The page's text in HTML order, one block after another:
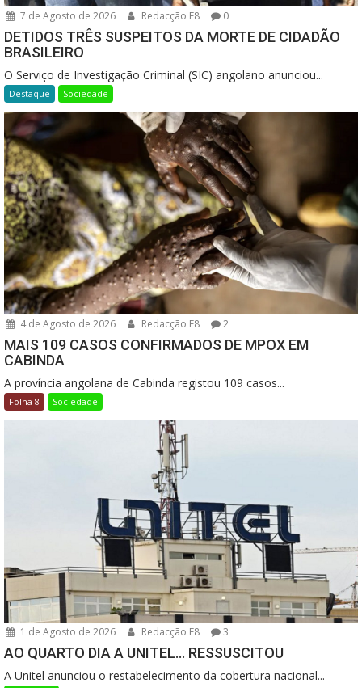
7 de Agosto de 2026 Redacção F8 0
DETIDOS TRÊS SUSPEITOS DA MORTE DE CIDADÃO
BRASILEIRO
O Serviço de Investigação Criminal (SIC) angolano anunciou...
Destaque Sociedade
4 de Agosto de 2026 Redacção F8 2
MAIS 109 CASOS CONFIRMADOS DE MPOX EM
CABINDA
A província angolana de Cabinda registou 109 casos...
Folha 8 Sociedade
1 de Agosto de 2026 Redacção F8 3
AO QUARTO DIA A UNITEL… RESSUSCITOU
A Unitel anunciou o restabelecimento da cobertura nacional...